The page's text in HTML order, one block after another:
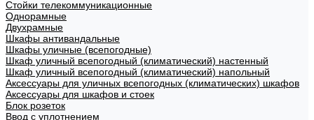
Стойки телекоммуникационные
Однорамные
Двухрамные
Шкафы антивандальные
Шкафы уличные (всепогодные)
Шкаф уличный всепогодный (климатический) настенный
Шкаф уличный всепогодный (климатический) напольный
Аксессуары для уличных всепогодных (климатических) шкафов
Аксессуары для шкафов и стоек
Блок розеток
Ввод с уплотнением